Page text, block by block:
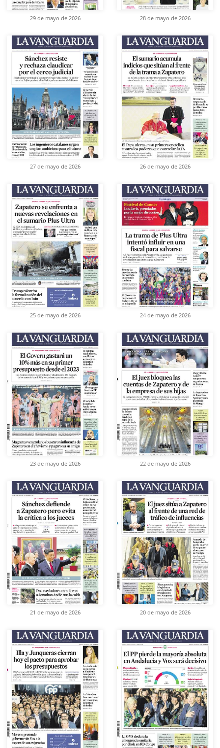
29 de mayo de 2026 28 de mayo de 2026
27 de mayo de 2026 26 de mayo de 2026
25 de mayo de 2026 24 de mayo de 2026
23 de mayo de 2026 22 de mayo de 2026
21 de mayo de 2026 20 de mayo de 2026